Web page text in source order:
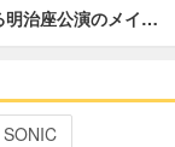
明治座公演のメイ…